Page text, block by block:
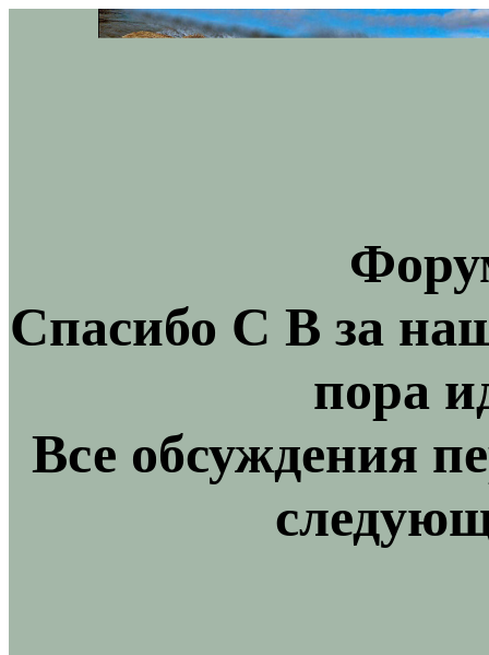
Спасибо С В за
пора
Все обсуждения